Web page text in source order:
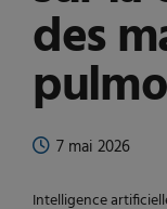
des
7 mai 2026
Intelligence